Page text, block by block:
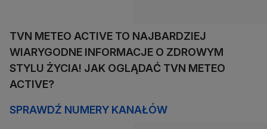
TVN METEO ACTIVE TO NAJBARDZIEJ
WIARYGODNE INFORMACJE O ZDROWYM
STYLU ŻYCIA! JAK OGLĄDAĆ TVN METEO
ACTIVE?
SPRAWDŹ NUMERY KANAŁÓW